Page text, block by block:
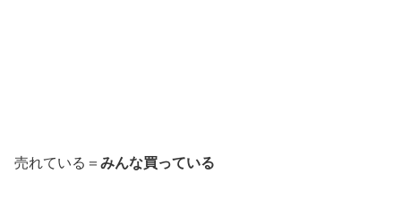
売れている＝みんな買っている